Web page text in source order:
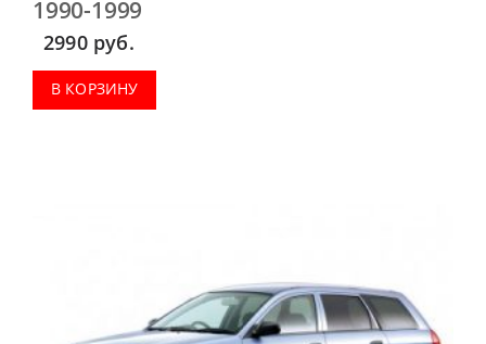
1990-1999
2990 руб.
В КОРЗИНУ